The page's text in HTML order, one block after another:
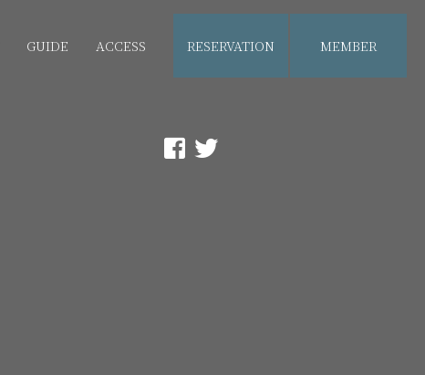
GUIDE ACCESS RESERVATION MEMBER